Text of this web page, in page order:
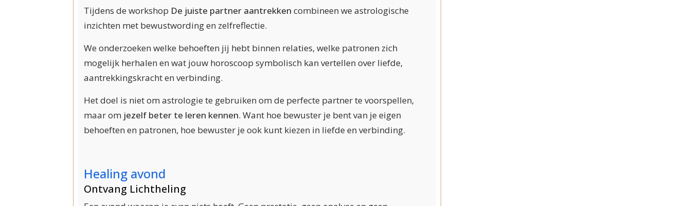
Tijdens de workshop De juiste partner aantrekken combineen we astrologische
inzichten met bewustwording en zelfreflectie.
We onderzoeken welke behoeften jij hebt binnen relaties, welke patronen zich
mogelijk herhalen en wat jouw horoscoop symbolisch kan vertellen over liefde,
aantrekkingskracht en verbinding.
Het doel is niet om astrologie te gebruiken om de perfecte partner te voorspellen,
maar om jezelf beter te leren kennen. Want hoe bewuster je bent van je eigen
behoeften en patronen, hoe bewuster je ook kunt kiezen in liefde en verbinding.
Healing avond
Ontvang Lichtheling